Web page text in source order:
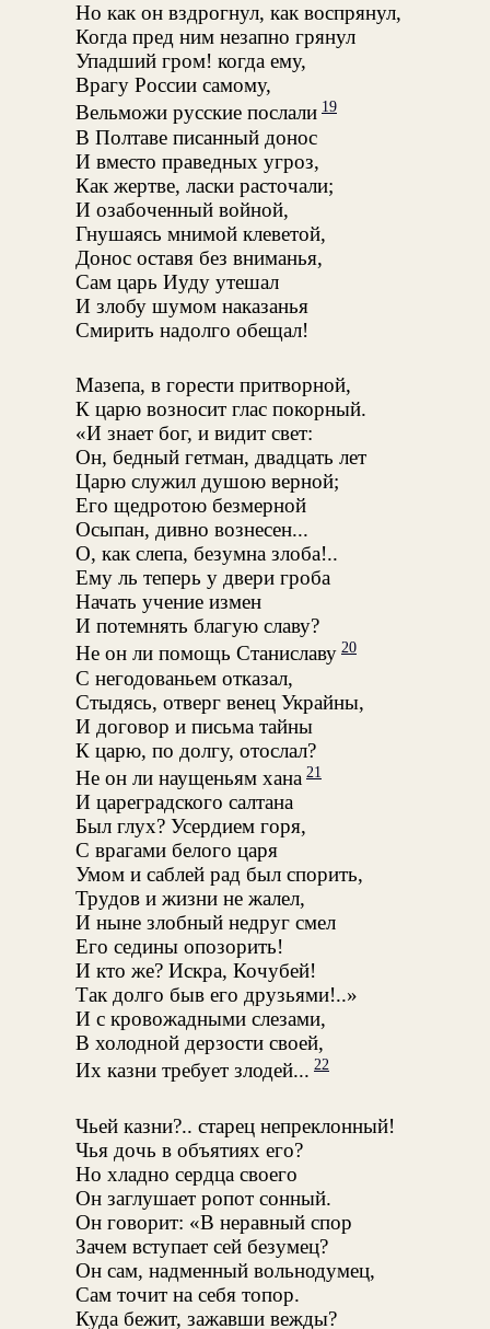
Но как он вздрогнул, как воспрянул,
Когда пред ним незапно грянул
Упадший гром! когда ему,
Врагу России самому,
Вельможи русские послали 19
В Полтаве писанный донос
И вместо праведных угроз,
Как жертве, ласки расточали;
И озабоченный войной,
Гнушаясь мнимой клеветой,
Донос оставя без вниманья,
Сам царь Иуду утешал
И злобу шумом наказанья
Смирить надолго обещал!
Мазепа, в горести притворной,
К царю возносит глас покорный.
«И знает бог, и видит свет:
Он, бедный гетман, двадцать лет
Царю служил душою верной;
Его щедротою безмерной
Осыпан, дивно вознесен...
О, как слепа, безумна злоба!..
Ему ль теперь у двери гроба
Начать учение измен
И потемнять благую славу?
Не он ли помощь Станиславу 20
С негодованьем отказал,
Стыдясь, отверг венец Украйны,
И договор и письма тайны
К царю, по долгу, отослал?
Не он ли наущеньям хана 21
И цареградского салтана
Был глух? Усердием горя,
С врагами белого царя
Умом и саблей рад был спорить,
Трудов и жизни не жалел,
И ныне злобный недруг смел
Его седины опозорить!
И кто же? Искра, Кочубей!
Так долго быв его друзьями!..»
И с кровожадными слезами,
В холодной дерзости своей,
Их казни требует злодей... 22
Чьей казни?.. старец непреклонный!
Чья дочь в объятиях его?
Но хладно сердца своего
Он заглушает ропот сонный.
Он говорит: «В неравный спор
Зачем вступает сей безумец?
Он сам, надменный вольнодумец,
Сам точит на себя топор.
Куда бежит, зажавши вежды?